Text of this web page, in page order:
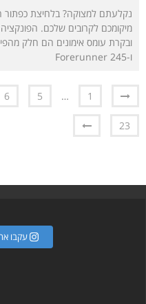
נקלעתם למצוקה? בלחיצת
מיקומכם לקרובים שלכם.
ו-245 Forerunner
1
…
5
6
23
עקבו